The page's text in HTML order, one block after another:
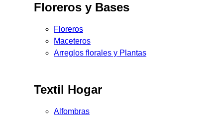
Floreros y Bases
Floreros
Maceteros
Arreglos florales y Plantas
Textil Hogar
Alfombras